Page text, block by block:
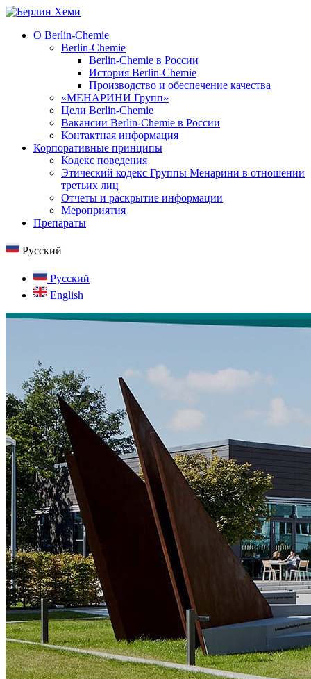
О Berlin-Chemie
Berlin-Chemie
Berlin-Chemie в России
История Berlin-Chemie
Производство и обеспечение качества
«МЕНАРИНИ Групп»
Цели Berlin-Chemie
Вакансии Berlin-Chemie в России
Контактная информация
Корпоративные принципы
Кодекс поведения
Этический кодекс Группы Менарини в отношении
третьих лиц
Отчеты и раскрытие информации
Мероприятия
Препараты
Русский
Русский
English